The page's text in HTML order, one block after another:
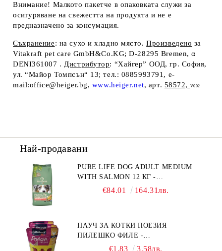
Внимание! Малкото пакетче в опаковката служи за
осигуряване на свежестта на продукта и не е
предназначено за консумация.
Съхранение: на сухо и хладно място.Произвeдено за
Vitakraft pet care GmbH&Co.KG; D-28295 Bremen, α
DENI361007 . Дистрибутор: “Хайгер” ООД, гр. София,
ул. “Майор Томпсън“ 13; тел.: 0885993791, e-
mail:office@heiger.bg, www.heiger.net, арт. 58572, V002
Най-продавани
PURE LIFE DOG ADULT MEDIUM
WITH SALMON 12 КГ -
ПЪЛНОЦЕННА ХРАНА ЗА
БЕЗ ЗЪРНО, БЕЗ ГЛУТЕН.
ПРОИЗВЕДЕНА ВЪВ ФРАНЦИЯ.
€84.01 164.31лв.
ПАУЧ ЗА КОТКИ ПОЕЗИЯ
ПИЛЕШКО ФИЛЕ -
ПРОМОКОМПЛЕКТ 3 БР.
€1.83 3.58лв.